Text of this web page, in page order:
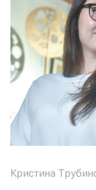
Кристина